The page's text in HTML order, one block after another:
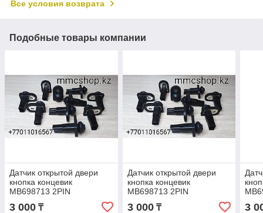
Все условия возврата
Подобные товары компании
Датчик открытой двери
кнопка концевик
MB698713 2PIN
митсубиши монтеро спорт
montero sport mitsubishi
3 000 ₸
Датчик открытой двери
кнопка концевик
MB698713 2PIN
митсубиши монтеро спорт
montero sport mitsubishi
3 000₸ 3